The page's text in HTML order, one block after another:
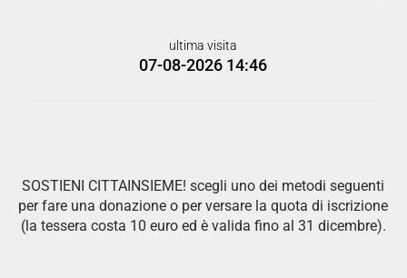
ultima visita
07-08-2026 14:46
SOSTIENI CITTAINSIEME! scegli uno dei metodi seguenti
per fare una donazione o per versare la quota di iscrizione
(la tessera costa 10 euro ed è valida fino al 31 dicembre).